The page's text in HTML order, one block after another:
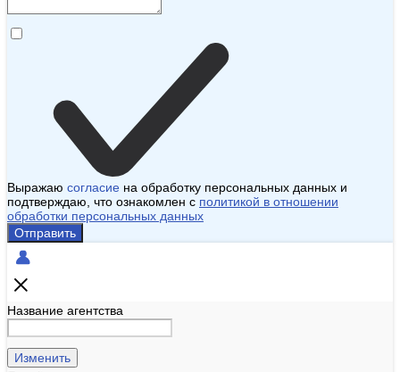
Выражаю согласие на обработку персональных данных и
подтверждаю, что ознакомлен с политикой в отношении
обработки персональных данных
Отправить
Название агентства
Изменить